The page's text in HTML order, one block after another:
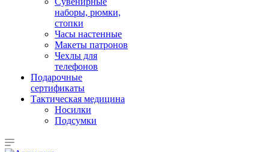
наборы, рюмки,
стопки
Часы настенные
Макеты патронов
Чехлы для
телефонов
Подарочные
сертификаты
Тактическая медицина
Носилки
Подсумки